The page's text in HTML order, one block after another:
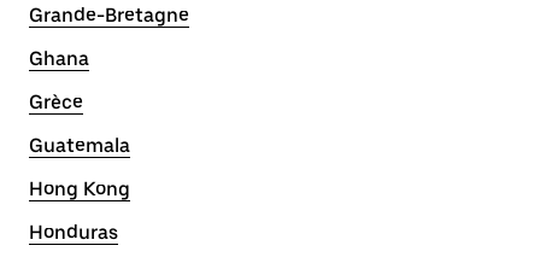
Grande-Bretagne
Ghana
Grèce
Guatemala
Hong Kong
Honduras